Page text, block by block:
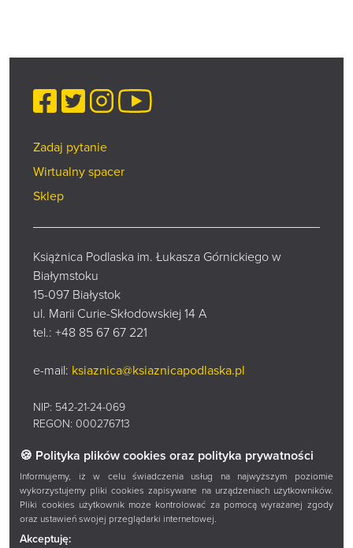
🍪 Polityka plików cookies oraz polityka prywatności
Informujemy, iż w celu świadczenia usług na najwyższym poziomie
wykorzystujemy pliki cookies zapisywane na urządzeniach użytkowników.
Pliki cookies użytkownik może kontrolować za pomocą wyrażanej zgody
oraz ustawień swojej przeglądarki internetowej.
Akceptuję:
Facebook
TwitterInstagram
YouTube
Zadaj pytanie
Wirtualny spacer
Sklep
Książnica Podlaska im. Łukasza Górnickiego w
Białymstoku
15-097 Białystok
ul. Marii Curie-Skłodowskiej 14 A
tel.: +48 85 67 67 221
e-mail: ksiaznica@ksiaznicapodlaska.pl
NIP: 542-21-24-069
REGON: 000276713
Kontakt
O nas
Katalogi i bazy
Mapa strony